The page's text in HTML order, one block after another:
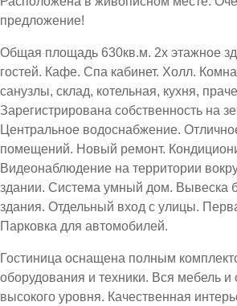
предложение!
Общая площадь 630кв.м. 2х этажное
гостей. Кафе. Спа кабинет. Холл.
санузлы, склад, котельная, кухня,
Зарегистрирована собственность на
Центральное водоснабжение.
помещений. Новый ремонт.
Видеонаблюдение на территории
здании. Система умный дом. Вывеска
здания. Отдельный вход с улицы.
Парковка для автомобилей.
Гостиница оснащена полным
оборудования и техники. Вся мебель и
высокого уровня. Качественная